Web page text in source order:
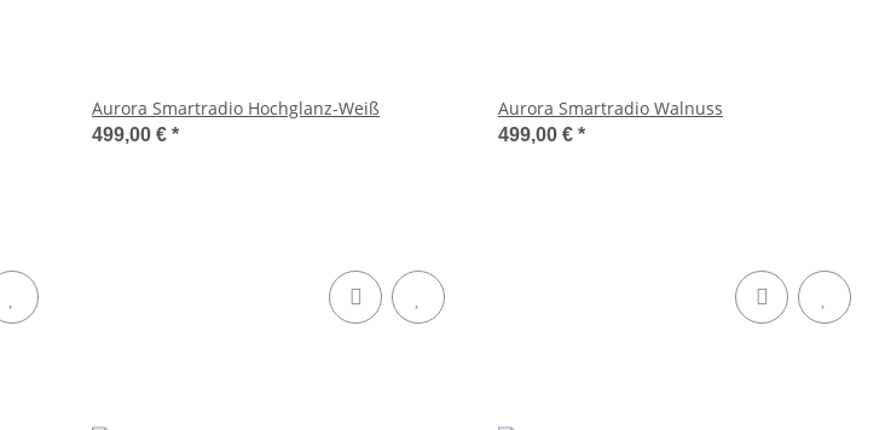
Aurora Smartradio Hochglanz-Weiß
499,00 € *
Aurora Smartradio Walnuss
499,00 € *